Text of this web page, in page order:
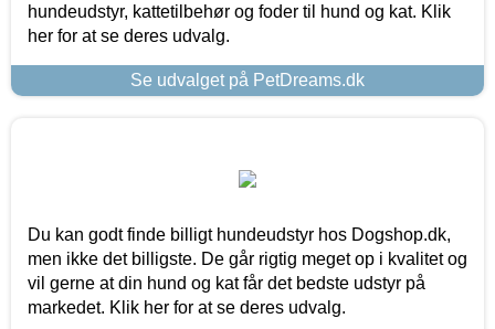
hundeudstyr, kattetilbehør og foder til hund og kat. Klik
her for at se deres udvalg.
Se udvalget på PetDreams.dk
Du kan godt finde billigt hundeudstyr hos Dogshop.dk,
men ikke det billigste. De går rigtig meget op i kvalitet og
vil gerne at din hund og kat får det bedste udstyr på
markedet. Klik her for at se deres udvalg.